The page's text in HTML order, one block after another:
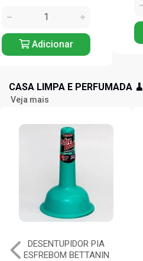
Adicionar
CASA LIMPA E PERFUMADA 🧹
Veja mais
CLORO CRYSTAL CLEAR
3X1 40% 10KG SANICLOR